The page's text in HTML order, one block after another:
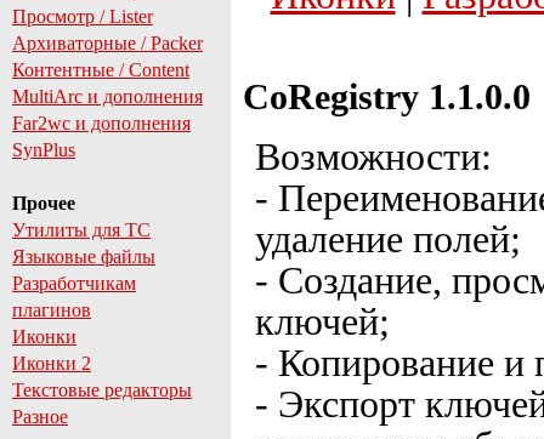
Просмотр / Lister
Архиваторные / Packer
Контентные / Content
MultiArc и дополнения
Far2wc и дополнения
SynPlus
Прочее
Утилиты для TC
Языковые файлы
Разработчикам
плагинов
Иконки
Иконки 2
Текстовые редакторы
Разное
CoRegistry 1.1.0.0
Возможности:
-
удаление полей;
- Создание,
ключей;
- Копирование и
- Экспорт